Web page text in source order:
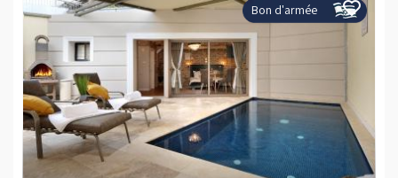
Bon d'armée